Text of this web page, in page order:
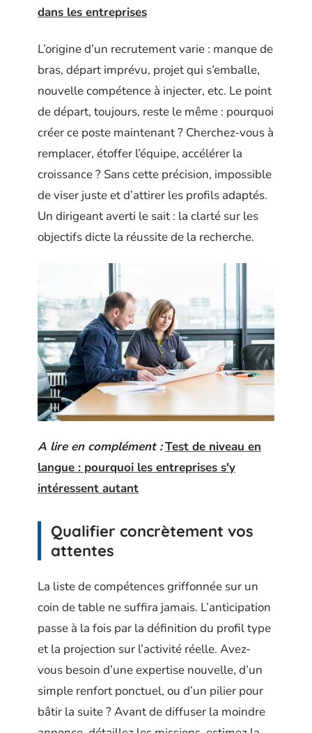
dans les entreprises
L’origine d’un recrutement varie : manque de
bras, départ imprévu, projet qui s’emballe,
nouvelle compétence à injecter, etc. Le point
de départ, toujours, reste le même : pourquoi
créer ce poste maintenant ? Cherchez-vous à
remplacer, étoffer l’équipe, accélérer la
croissance ? Sans cette précision, impossible
de viser juste et d’attirer les profils adaptés.
Un dirigeant averti le sait : la clarté sur les
objectifs dicte la réussite de la recherche.
A lire en complément :Test de niveau en
langue : pourquoi les entreprises s'y
intéressent autant
Qualifier concrètement vos
attentes
La liste de compétences griffonnée sur un
coin de table ne suffira jamais. L’anticipation
passe à la fois par la définition du profil type
et la projection sur l’activité réelle. Avez-
vous besoin d’une expertise nouvelle, d’un
simple renfort ponctuel, ou d’un pilier pour
bâtir la suite ? Avant de diffuser la moindre